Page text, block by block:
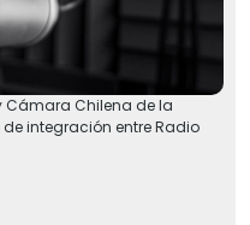
Cámara Chilena de la
integración entre Radio